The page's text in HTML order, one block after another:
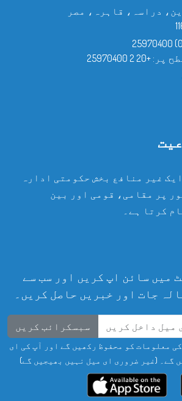
دراسہ، قاہرہ، مصر
پر: +20 2 25970400
غیر منافع بخش حکومتی ادارہ
پر مقامی، قومی اور بین
کرتا ہے۔
میں سائن اپ کریں اور سب سے
جات اور خبریں حاصل کریں۔
سبسکرائب کریں
معلومات کو محفوظ رکھیں گے اور آپ کی ای
گے۔ (غیر ضروری ای میل نہیں بھیجیں گے)